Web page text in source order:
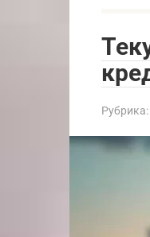
Рубрика: